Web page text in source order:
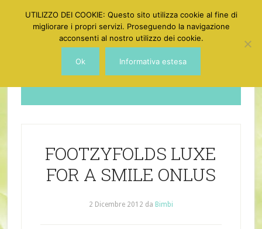
Dotgirl
FOOTZYFOLDS LUXE
FOR A SMILE ONLUS
2 Dicembre 2012 da Bimbi
UTILIZZO DEI COOKIE: Questo sito utilizza cookie al fine di
migliorare i propri servizi. Proseguendo la navigazione
acconsenti al nostro utilizzo dei cookie.
Ok Informativa estesa